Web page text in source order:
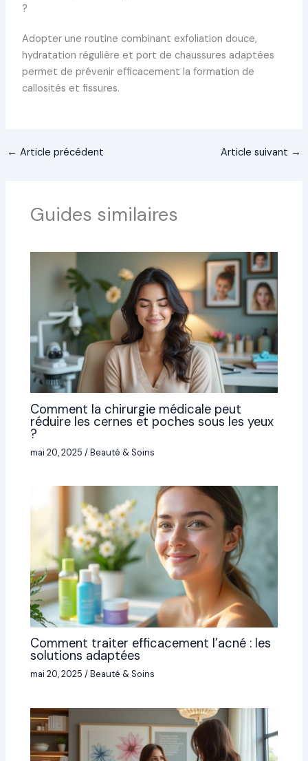
?
Adopter une routine combinant exfoliation douce,
hydratation régulière et port de chaussures adaptées
permet de prévenir efficacement la formation de
callosités et fissures.
← Article précédent Article suivant →
Guides similaires
Comment la chirurgie médicale peut
réduire les cernes et poches sous les yeux
?
mai 20, 2025/Beauté & Soins
Comment traiter efficacement l’acné : les
solutions adaptées
mai 20, 2025/Beauté & Soins